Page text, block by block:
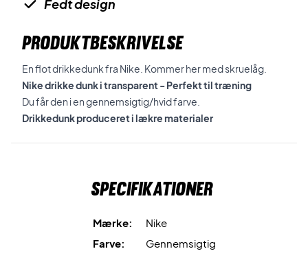
Fedt design
PRODUKTBESKRIVELSE
En flot drikkedunk fra Nike. Kommer her med skruelåg.
Nike drikke dunk i transparent - Perfekt til træning
Du får den i en gennemsigtig/hvid farve.
Drikkedunk produceret i lækre materialer
Specifikationer
Mærke:
Nike
Farve:
Gennemsigtig